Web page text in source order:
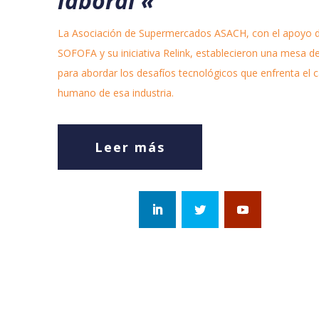
La Asociación de Supermercados ASACH, con el apoyo
SOFOFA y su iniciativa Relink, establecieron una mesa
para abordar los desafíos tecnológicos que enfrenta el
humano de esa industria.
Leer más